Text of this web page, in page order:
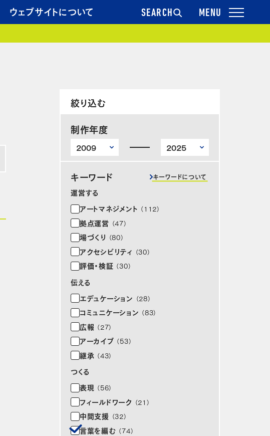
ウェブサイトについて SEARCH
絞り込む
制作年度
キーワード キーワードについて
運営する
アートマネジメント （112）
拠点運営 （47）
場づくり （80）
アクセシビリティ （30）
評価・検証 （30）
伝える
エデュケーション （28）
コミュニケーション （83）
広報 （27）
アーカイブ （53）
継承 （43）
つくる
表現 （56）
フィールドワーク （21）
中間支援 （32）
言葉を編む （74）